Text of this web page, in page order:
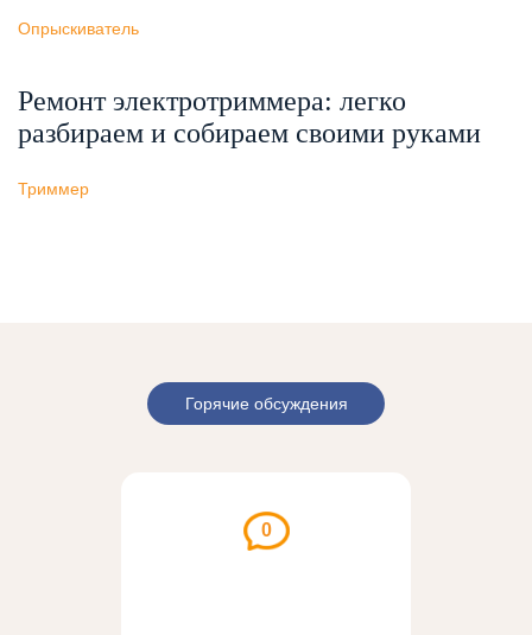
Опрыскиватель
Ремонт электротриммера: легко
разбираем и собираем своими руками
Триммер
Горячие обсуждения
0